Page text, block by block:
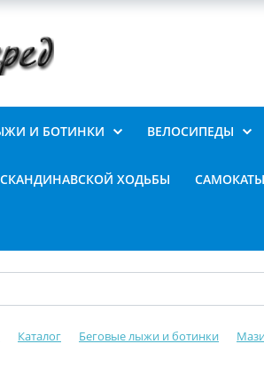
И БОТИНКИ ВЕЛОСИПЕДЫ
ХОДЬБЫ САМОКАТЫ
Каталог Беговые лыжи и ботинки